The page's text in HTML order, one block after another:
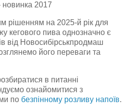
новинка 2017
рішенням на 2025-й рік для
кегового пива однозначно є
від Новосибірськпродмаш
його переваги та
в питанні
ознайомитися з
по безпінному розливу напоїв.